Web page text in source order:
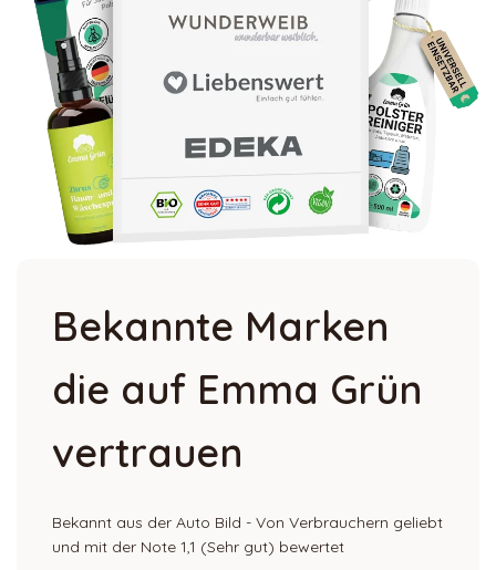
Bekannte Marken
die auf Emma Grün
vertrauen
Bekannt aus der Auto Bild - Von Verbrauchern geliebt
und mit der Note 1,1 (Sehr gut) bewertet